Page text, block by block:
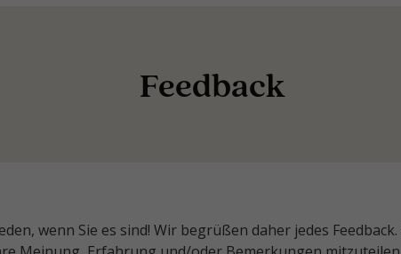
Feedback
wenn Sie es sind! Wir begrüßen daher jedes